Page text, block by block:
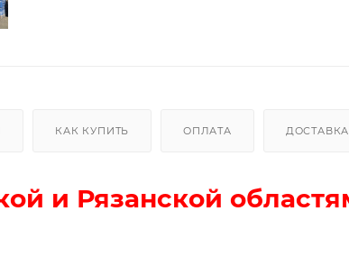
КАК КУПИТЬ ОПЛАТА ДОСТАВКА
и Рязанской